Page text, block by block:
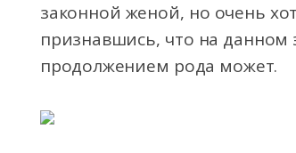
законной женой, но очень
признавшись, что на данном
продолжением рода может.